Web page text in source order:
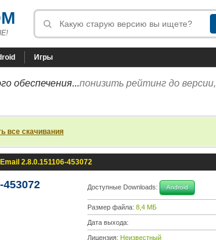
Игры
обеспечения...понизить рейтинг до версии,
все скачивания
2.8.0.151106-453072
Доступные Downloads: Android
Размер файла: 8,4 МБ
Дата выхода:
Лицензия: Неизвестный